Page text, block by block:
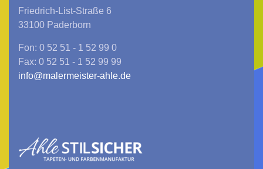
Friedrich-List-Straße 6
33100 Paderborn
Fon: 0 52 51 - 1 52 99 0
Fax: 0 52 51 - 1 52 99 99
info@malermeister-ahle.de